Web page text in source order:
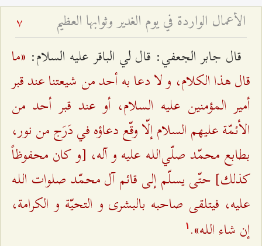
الأعمال الواردة في يوم الغدير وثوابها العظيم 7
قال جابر الجعفي: قال لي الباقر عليه السلام: «ما
قال هذا الكلام، و لا دعا به أحد من شيعتنا عند قبر
أمير المؤمنين عليه السلام، أو عند قبر أحد من
الأئمّة عليهم السلام إلّا وقّع دعاؤه في دَرَج من نور،
بطابع محمّد صلّي‌اللـه عليه و آله، [و كان محفوظاً
كذلك‌] حتّى يسلّم إلى قائم آل محمّد صلوات اللـه
عليه، فيتلقى صاحبه بالبشرى و التحيّة و الكرامة،
إن شاء اللـه». ۱